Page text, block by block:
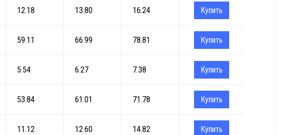
12.18 13.80 16.24 Купить
59.11 66.99 78.81 Купить
5.54 6.27 7.38 Купить
53.84 61.01 71.78 Купить
11.12 12.60 14.82 Купить